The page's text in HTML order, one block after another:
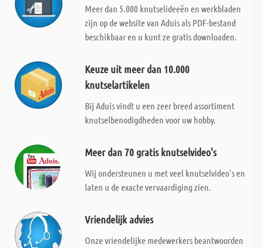
Meer dan 5.000 knutselideeën en werkbladen
zijn op de website van Aduis als PDF-bestand
beschikbaar en u kunt ze gratis downloaden.
Keuze uit meer dan 10.000
knutselartikelen
Bij Aduis vindt u een zeer breed assortiment
knutselbenodigdheden voor uw hobby.
Meer dan 70 gratis knutselvideo's
Wij ondersteunen u met veel knutselvideo's en
laten u de exacte vervaardiging zien.
Vriendelijk advies
Onze vriendelijke medewerkers beantwoorden